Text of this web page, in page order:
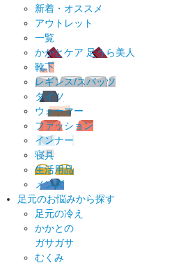
新着・オススメ
アウトレット
一覧
かかとケア 足うら美人
靴下
レギンス/スパッツ
タイツ
ウォーマー
ファッション
インナー
寝具
生活用品
メンズ
足元のお悩みから探す
足元の冷え
かかとの
ガサガサ
むくみ